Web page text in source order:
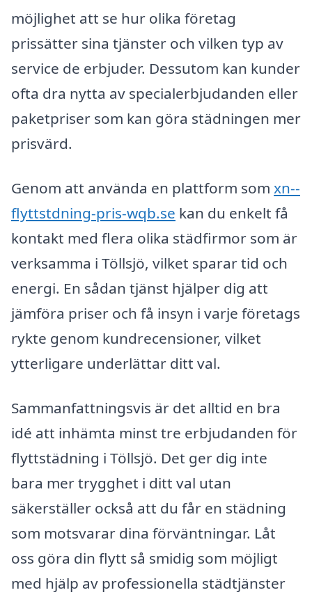
möjlighet att se hur olika företag
prissätter sina tjänster och vilken typ av
service de erbjuder. Dessutom kan kunder
ofta dra nytta av specialerbjudanden eller
paketpriser som kan göra städningen mer
prisvärd.
Genom att använda en plattform som xn--
flyttstdning-pris-wqb.se kan du enkelt få
kontakt med flera olika städfirmor som är
verksamma i Töllsjö, vilket sparar tid och
energi. En sådan tjänst hjälper dig att
jämföra priser och få insyn i varje företags
rykte genom kundrecensioner, vilket
ytterligare underlättar ditt val.
Sammanfattningsvis är det alltid en bra
idé att inhämta minst tre erbjudanden för
flyttstädning i Töllsjö. Det ger dig inte
bara mer trygghet i ditt val utan
säkerställer också att du får en städning
som motsvarar dina förväntningar. Låt
oss göra din flytt så smidig som möjligt
med hjälp av professionella städtjänster